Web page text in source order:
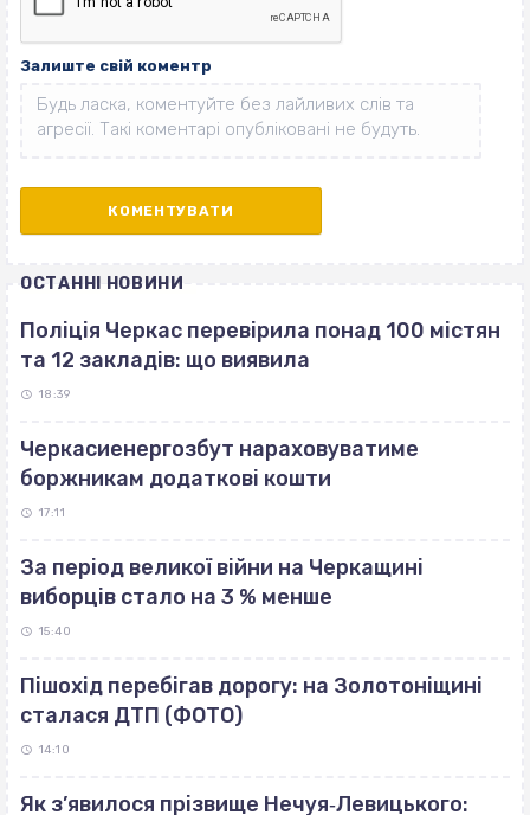
Залиште свій коментр
ОСТАННІ НОВИНИ
Поліція Черкас перевірила понад 100 містян
та 12 закладів: що виявила
18:39
Черкасиенергозбут нараховуватиме
боржникам додаткові кошти
17:11
За період великої війни на Черкащині
виборців стало на 3 % менше
15:40
Пішохід перебігав дорогу: на Золотоніщині
сталася ДТП (ФОТО)
14:10
Як з’явилося прізвище Нечуя‐Левицького: